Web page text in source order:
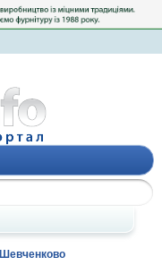
Шевченково